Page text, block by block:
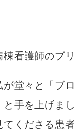
看護師のプリ
が堂々と「ブ
と手を上げま
くださる患